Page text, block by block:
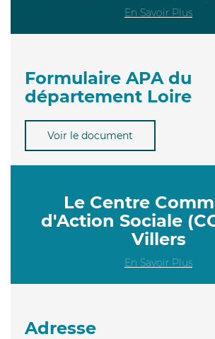
En Savoir Plus
Formulaire APA du
département Loire
Voir le document
Le Centre
d'Action Sociale
Villers
En Savoir Plus
Adresse